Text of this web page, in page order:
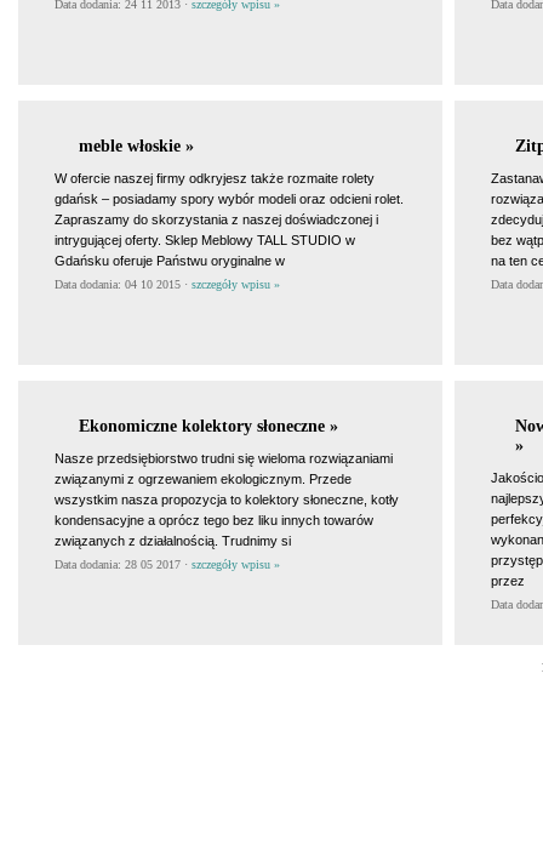
Data dodania: 24 11 2013 · szczegóły wpisu » Data
meble włoskie »
W ofercie naszej firmy odkryjesz także rozmaite rolety
gdańsk – posiadamy spory wybór modeli oraz odcieni rolet.
Zapraszamy do skorzystania z naszej doświadczonej i
intrygującej oferty. Sklep Meblowy TALL STUDIO w
Gdańsku oferuje Państwu oryginalne w
Data dodania: 04 10 2015 · szczegóły wpisu »
bez
na ten
Data
Ekonomiczne kolektory słoneczne »
Nasze przedsiębiorstwo trudni się wieloma rozwiązaniami
związanymi z ogrzewaniem ekologicznym. Przede
wszystkim nasza propozycja to kolektory słoneczne, kotły
kondensacyjne a oprócz tego bez liku innych towarów
związanych z działalnością. Trudnimy si
Data dodania: 28 05 2017 · szczegóły wpisu »
»
przez
Data